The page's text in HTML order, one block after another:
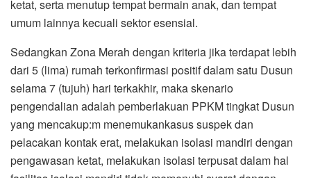
ketat, serta menutup tempat bermain anak, dan tempat
umum lainnya kecuali sektor esensial.
Sedangkan Zona Merah dengan kriteria jika terdapat lebih
dari 5 (lima) rumah terkonfirmasi positif dalam satu Dusun
selama 7 (tujuh) hari terkakhir, maka skenario
pengendalian adalah pemberlakuan PPKM tingkat Dusun
yang mencakup:m menemukankasus suspek dan
pelacakan kontak erat, melakukan isolasi mandiri dengan
pengawasan ketat, melakukan isolasi terpusat dalam hal